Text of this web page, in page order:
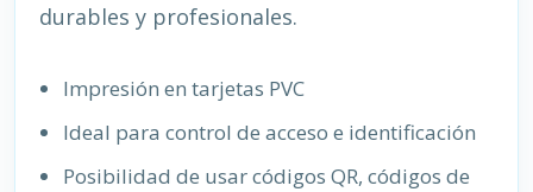
durables y profesionales.
Impresión en tarjetas PVC
Ideal para control de acceso e identificación
Posibilidad de usar códigos QR, códigos de